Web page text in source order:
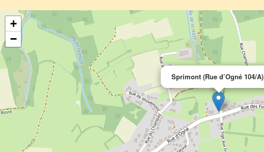
Sprimont (Rue d’Ogné 104/A)
+
−